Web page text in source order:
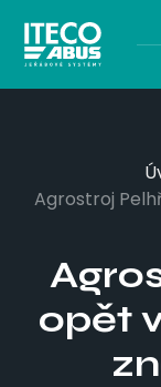
Agrostroj
opět